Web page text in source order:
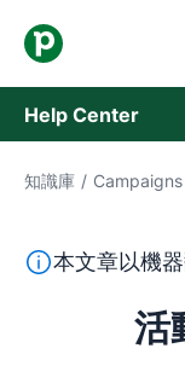
Help Center
知識庫
狀態
知識庫 / Campaigns
本段文字係以機
本文章以機器
活